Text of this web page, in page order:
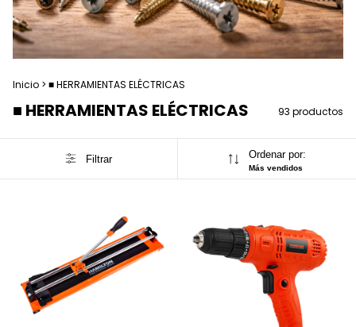
Inicio > ■ HERRAMIENTAS ELÉCTRICAS
■ HERRAMIENTAS ELÉCTRICAS 93 productos
Filtrar Ordenar por:
Más vendidos